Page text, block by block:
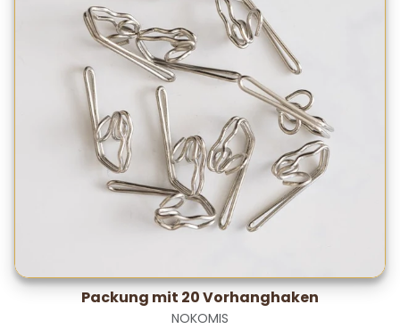
Packung mit 20 Vorhanghaken
NOKOMIS